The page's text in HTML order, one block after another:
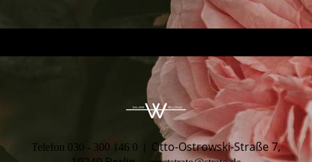
Telefon 030 - 300 146 0 | Otto-Ostrowski-Straße 7,